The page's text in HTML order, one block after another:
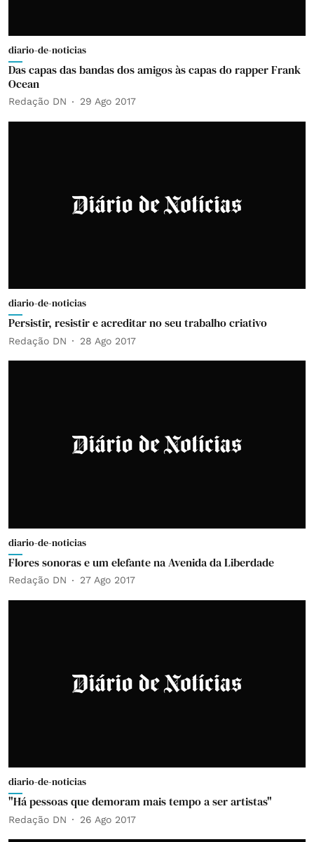
diario-de-noticias
Das capas das bandas dos amigos às capas do rapper Frank
Ocean
Redação DN 29 Ago 2017
diario-de-noticias
Persistir, resistir e acreditar no seu trabalho criativo
Redação DN 28 Ago 2017
diario-de-noticias
Flores sonoras e um elefante na Avenida da Liberdade
Redação DN 27 Ago 2017
diario-de-noticias
"Há pessoas que demoram mais tempo a ser artistas"
Redação DN 26 Ago 2017